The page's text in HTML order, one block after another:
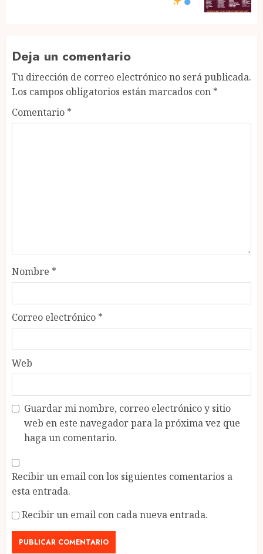
Deja un comentario
Tu dirección de correo electrónico no será publicada.
Los campos obligatorios están marcados con *
Comentario *
Nombre *
Correo electrónico *
Web
Guardar mi nombre, correo electrónico y sitio
web en este navegador para la próxima vez que
haga un comentario.
Recibir un email con los siguientes comentarios a
esta entrada.
Recibir un email con cada nueva entrada.